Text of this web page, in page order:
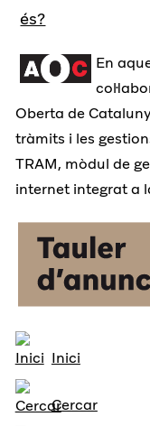
és?
En
Oberta de
tràmits i les
TRAM, mòdul de
internet integrat a
Inici
Cercar